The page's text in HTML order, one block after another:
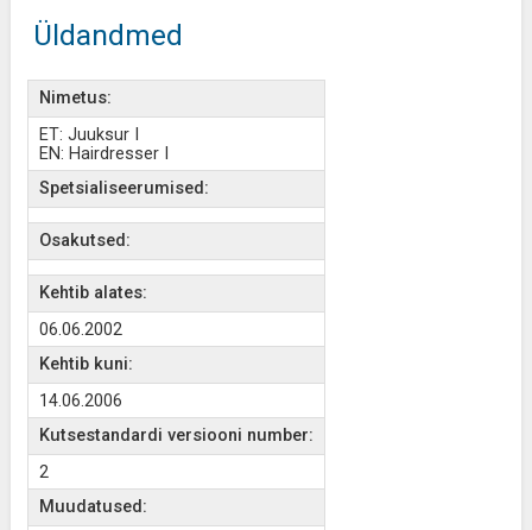
Üldandmed
Nimetus:
ET: Juuksur I
EN: Hairdresser I
Spetsialiseerumised:
Osakutsed:
Kehtib alates:
06.06.2002
Kehtib kuni:
14.06.2006
Kutsestandardi versiooni number:
2
Muudatused: